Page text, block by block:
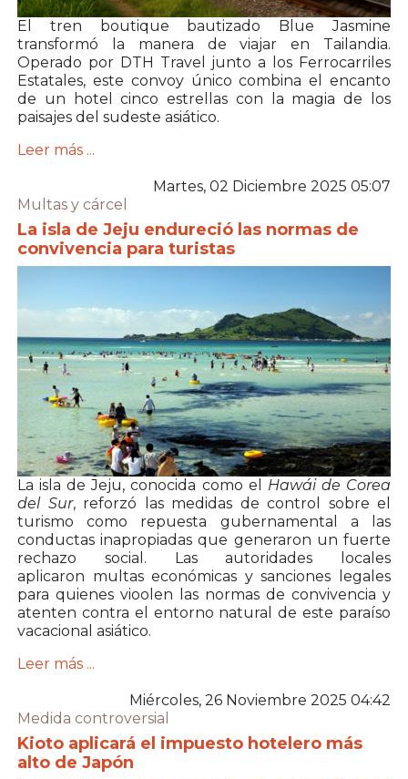
El tren boutique bautizado Blue Jasmine
transformó la manera de viajar en Tailandia.
Operado por DTH Travel junto a los Ferrocarriles
Estatales, este convoy único combina el encanto
de un hotel cinco estrellas con la magia de los
paisajes del sudeste asiático.
Leer más ...
Martes, 02 Diciembre 2025 05:07
Multas y cárcel
La isla de Jeju endureció las normas de
convivencia para turistas
La isla de Jeju, conocida como el Hawái de Corea
del Sur, reforzó las medidas de control sobre el
turismo como repuesta gubernamental a las
conductas inapropiadas que generaron un fuerte
rechazo social. Las autoridades locales
aplicaron multas económicas y sanciones legales
para quienes vioolen las normas de convivencia y
atenten contra el entorno natural de este paraíso
vacacional asiático.
Leer más ...
Miércoles, 26 Noviembre 2025 04:42
Medida controversial
Kioto aplicará el impuesto hotelero más
alto de Japón